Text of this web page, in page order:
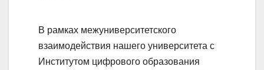
В рамках межуниверситетского
взаимодействия нашего университета с
Институтом цифрового образования